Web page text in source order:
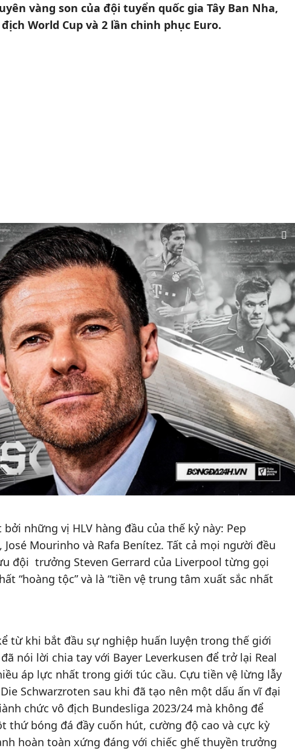
vàng son của đội tuyển quốc gia Tây Ban Nha,
World Cup và 2 lần chinh phục Euro.
những vị HLV hàng đầu của thế kỷ này: Pep
Mourinho và Rafa Benítez. Tất cả mọi người đều
đội trưởng Steven Gerrard của Liverpool từng gọi
“hoàng tộc” và là “tiền vệ trung tâm xuất sắc nhất
từ khi bắt đầu sự nghiệp huấn luyện trong thế giới
nói lời chia tay với Bayer Leverkusen để trở lại Real
áp lực nhất trong giới túc cầu. Cựu tiền vệ lừng lẫy
Schwarzroten sau khi đã tạo nên một dấu ấn vĩ đại
chức vô địch Bundesliga 2023/24 mà không để
thứ bóng đá đầy cuốn hút, cường độ cao và cực kỳ
hoàn toàn xứng đáng với chiếc ghế thuyền trưởng